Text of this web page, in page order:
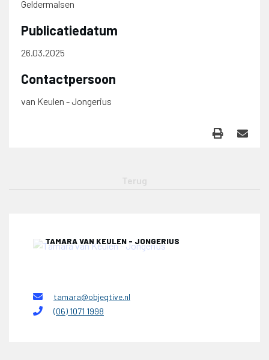
Geldermalsen
Publicatiedatum
26.03.2025
Contactpersoon
van Keulen - Jongerius
TAMARA VAN KEULEN - JONGERIUS
tamara@objeqtive.nl
(06) 1071 1998